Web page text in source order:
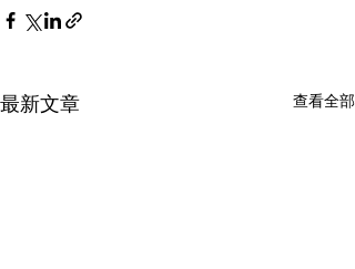
最新文章 查看全部